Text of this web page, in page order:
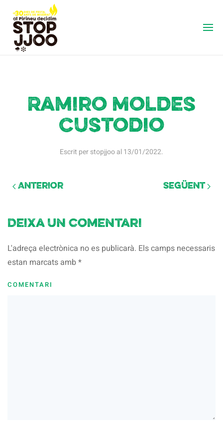
Ramiro Moldes
Custodio
Escrit perstopjjooal13/01/2022.
Anterior Següent
Deixa un comentari
L'adreça electrònica no es publicarà. Els camps necessaris
estan marcats amb*
COMENTARI